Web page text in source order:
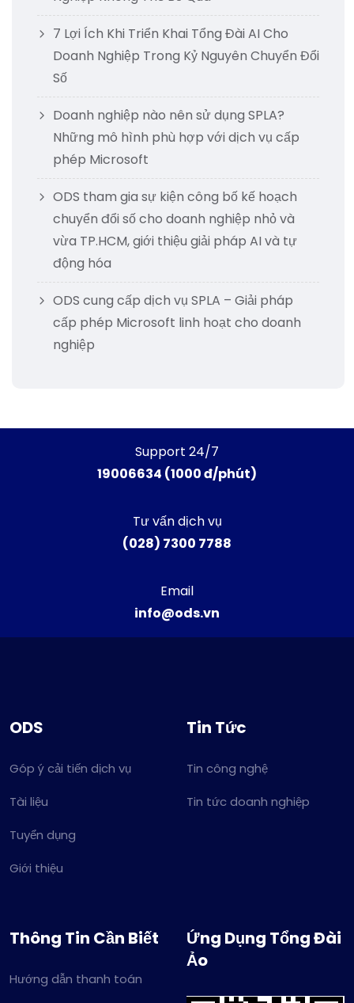
7 Lợi Ích Khi Triển Khai Tổng Đài AI Cho
Doanh Nghiệp Trong Kỷ Nguyên Chuyển Đổi
Số
Doanh nghiệp nào nên sử dụng SPLA?
Những mô hình phù hợp với dịch vụ cấp
phép Microsoft
ODS tham gia sự kiện công bố kế hoạch
chuyển đổi số cho doanh nghiệp nhỏ và
vừa TP.HCM, giới thiệu giải pháp AI và tự
động hóa
ODS cung cấp dịch vụ SPLA – Giải pháp
cấp phép Microsoft linh hoạt cho doanh
nghiệp
Support 24/7
19006634 (1000 đ/phút)
Tư vấn dịch vụ
(028) 7300 7788
Email
info@ods.vn
ODS
Góp ý cải tiến dịch vụ
Tài liệu
Tuyển dụng
Giới thiệu
Tin Tức
Tin công nghệ
Tin tức doanh nghiệp
Thông Tin Cần Biết
Hướng dẫn thanh toán
Ứng Dụng Tổng Đài
Ảo